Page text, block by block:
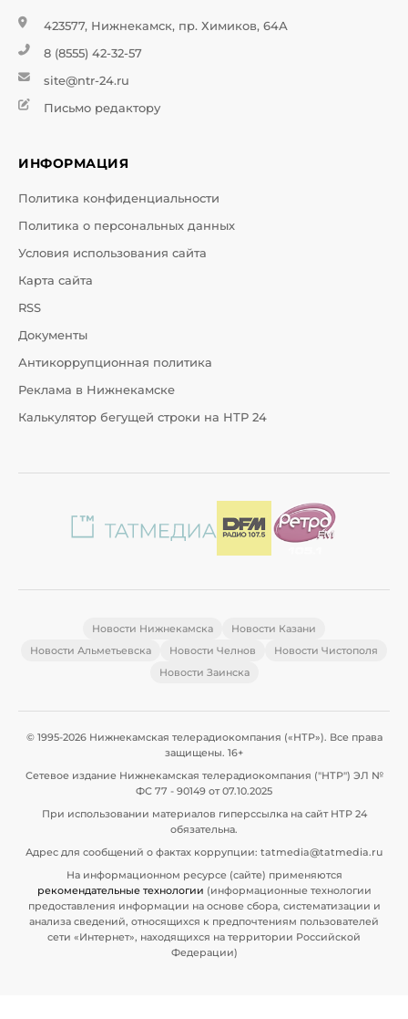
423577, Нижнекамск, пр. Химиков, 64А
8 (8555) 42-32-57
site@ntr-24.ru
Письмо редактору
ИНФОРМАЦИЯ
Политика конфиденциальности
Политика о персональных данных
Условия использования сайта
Карта сайта
RSS
Документы
Антикоррупционная политика
Реклама в Нижнекамске
Калькулятор бегущей строки на НТР 24
Новости Нижнекамска
Новости Казани
Новости Альметьевска
Новости Челнов
Новости Чистополя
Новости Заинска
© 1995-2026 Нижнекамская телерадиокомпания («НТР»). Все права
защищены. 16+
Сетевое издание Нижнекамская телерадиокомпания ("НТР") ЭЛ №
ФС 77 - 90149 от 07.10.2025
При использовании материалов гиперссылка на сайт НТР 24
обязательна.
Адрес для сообщений о фактах коррупции: tatmedia@tatmedia.ru
На информационном ресурсе (сайте) применяются
рекомендательные технологии (информационные технологии
предоставления информации на основе сбора, систематизации и
анализа сведений, относящихся к предпочтениям пользователей
сети «Интернет», находящихся на территории Российской
Федерации)